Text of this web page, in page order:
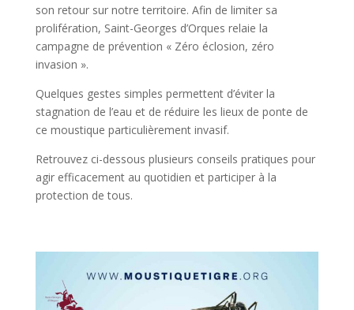
son retour sur notre territoire. Afin de limiter sa
prolifération, Saint-Georges d’Orques relaie la
campagne de prévention « Zéro éclosion, zéro
invasion ».
Quelques gestes simples permettent d’éviter la
stagnation de l’eau et de réduire les lieux de ponte de
ce moustique particulièrement invasif.
Retrouvez ci-dessous plusieurs conseils pratiques pour
agir efficacement au quotidien et participer à la
protection de tous.